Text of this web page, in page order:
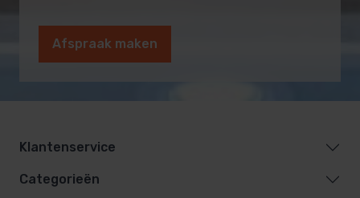
Afspraak maken
Klantenservice
Categorieën